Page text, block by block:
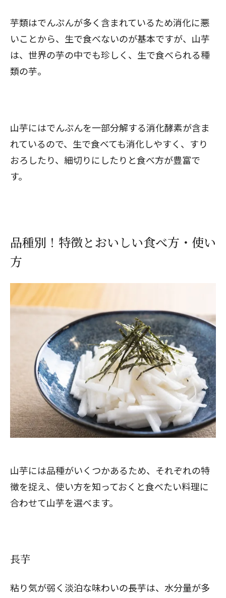
芋類はでんぷんが多く含まれているため消化に悪
いことから、生で食べないのが基本ですが、山芋
は、世界の芋の中でも珍しく、生で食べられる種
類の芋。
山芋にはでんぷんを一部分解する消化酵素が含ま
れているので、生で食べても消化しやすく、すり
おろしたり、細切りにしたりと食べ方が豊富で
す。
品種別！特徴とおいしい食べ方・使い
方
山芋には品種がいくつかあるため、それぞれの特
徴を捉え、使い方を知っておくと食べたい料理に
合わせて山芋を選べます。
長芋
粘り気が弱く淡泊な味わいの長芋は、水分量が多